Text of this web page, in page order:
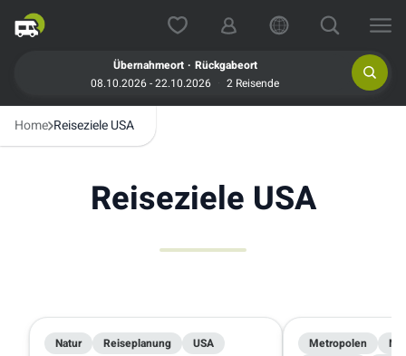
Übernahmeort . Rückgabeort
08.10.2026 - 22.10.2026
2 Reisende
Home Reiseziele USA
Reiseziele USA
Natur Reiseplanung USA Metropolen